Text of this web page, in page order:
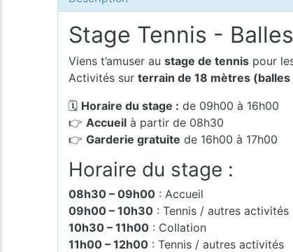
Stage Tennis -
Viens t’amuser austage de tennis pour
Activités surterrain de 18 mètres
🗓 Horaire du stage : de 09h00 à 16h00
👉 Accueil à partir de 08h30
👉Garderie gratuite de 16h00 à 17h00
Horaire du stage :
08h30 – 09h00 : Accueil
09h00 – 10h30 : Tennis / autres activités
10h30 – 11h00 : Collation
11h00 – 12h00 : Tennis / autres activités